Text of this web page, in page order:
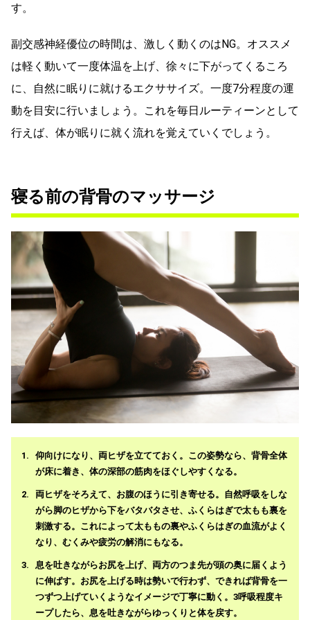
す。
副交感神経優位の時間は、激しく動くのはNG。オススメ
は軽く動いて一度体温を上げ、徐々に下がってくるころ
に、自然に眠りに就けるエクササイズ。一度7分程度の運
動を目安に行いましょう。これを毎日ルーティーンとして
行えば、体が眠りに就く流れを覚えていくでしょう。
寝る前の背骨のマッサージ
仰向けになり、両ヒザを立てておく。この姿勢なら、背骨全体
が床に着き、体の深部の筋肉をほぐしやすくなる。
両ヒザをそろえて、お腹のほうに引き寄せる。自然呼吸をしな
がら脚のヒザから下をバタバタさせ、ふくらはぎで太もも裏を
刺激する。これによって太ももの裏やふくらはぎの血流がよく
なり、むくみや疲労の解消にもなる。
息を吐きながらお尻を上げ、両方のつま先が頭の奥に届くよう
に伸ばす。お尻を上げる時は勢いで行わず、できれば背骨を一
つずつ上げていくようなイメージで丁寧に動く。3呼吸程度キ
ープしたら、息を吐きながらゆっくりと体を戻す。